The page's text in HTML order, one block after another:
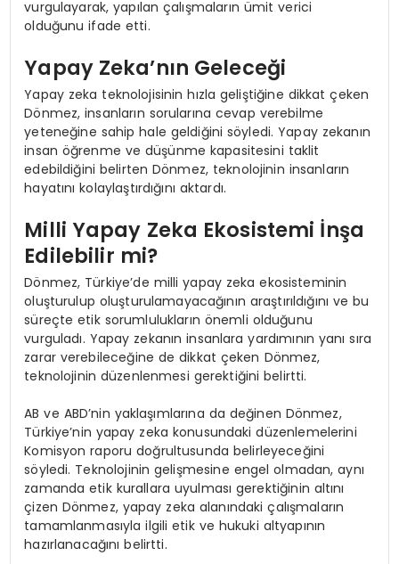
vurgulayarak, yapılan çalışmaların ümit verici
olduğunu ifade etti.
Yapay Zeka’nın Geleceği
Yapay zeka teknolojisinin hızla geliştiğine dikkat çeken
Dönmez, insanların sorularına cevap verebilme
yeteneğine sahip hale geldiğini söyledi. Yapay zekanın
insan öğrenme ve düşünme kapasitesini taklit
edebildiğini belirten Dönmez, teknolojinin insanların
hayatını kolaylaştırdığını aktardı.
Milli Yapay Zeka Ekosistemi İnşa
Edilebilir mi?
Dönmez, Türkiye’de milli yapay zeka ekosisteminin
oluşturulup oluşturulamayacağının araştırıldığını ve bu
süreçte etik sorumlulukların önemli olduğunu
vurguladı. Yapay zekanın insanlara yardımının yanı sıra
zarar verebileceğine de dikkat çeken Dönmez,
teknolojinin düzenlenmesi gerektiğini belirtti.
AB ve ABD’nin yaklaşımlarına da değinen Dönmez,
Türkiye’nin yapay zeka konusundaki düzenlemelerini
Komisyon raporu doğrultusunda belirleyeceğini
söyledi. Teknolojinin gelişmesine engel olmadan, aynı
zamanda etik kurallara uyulması gerektiğinin altını
çizen Dönmez, yapay zeka alanındaki çalışmaların
tamamlanmasıyla ilgili etik ve hukuki altyapının
hazırlanacağını belirtti.